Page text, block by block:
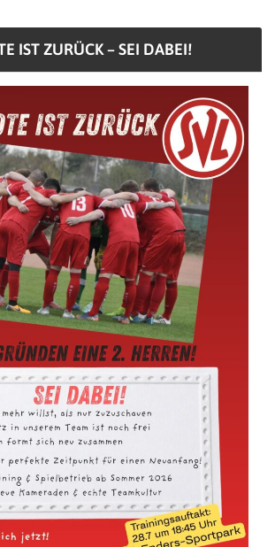
IST ZURÜCK – SEI DABEI!